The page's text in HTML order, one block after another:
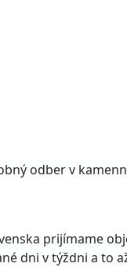
odber v
prijímame
dni v týždni a to